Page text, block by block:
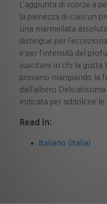
L’aggiunta di scorze a
la pienezza di ciascun
una marmellata
distingue per
e per l’intensità del
suscitare in chi la gusta
provano mangiando la
dall’albero
indicata per addolcire le
Read In:
Italiano (Italia)